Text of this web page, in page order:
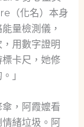
（化名）本身
量檢測儀，
用數字證明
卡尺，她修
」
，阿霞嬤看
緒垃圾。阿